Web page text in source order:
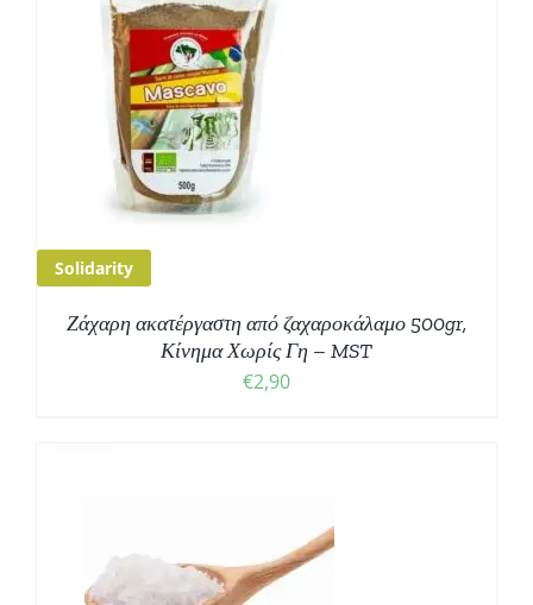
Solidarity
Ζάχαρη ακατέργαστη από ζαχαροκάλαμο 500gr,
Κίνημα Χωρίς Γη – MST
€2,90